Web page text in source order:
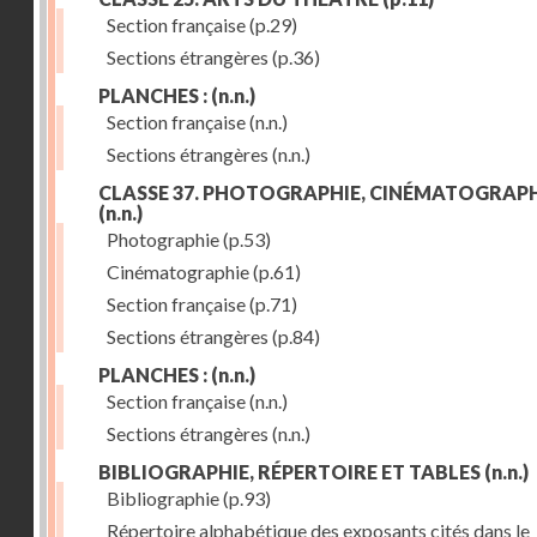
Section française(p.29)
Sections étrangères (p.36)
PLANCHES : (n.n.)
Section française(n.n.)
Sections étrangères (n.n.)
CLASSE 37. PHOTOGRAPHIE,
(n.n.)
Photographie(p.53)
Cinématographie(p.61)
Section française(p.71)
Sections étrangères (p.84)
PLANCHES : (n.n.)
Section française(n.n.)
Sections étrangères (n.n.)
BIBLIOGRAPHIE, RÉPERTOIRE ET TABLES (n.n.)
Bibliographie(p.93)
Répertoire alphabétique des exposants cités dans le